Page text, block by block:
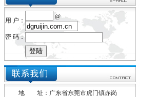
用 户：
@
密 码：
地 址：广东省东莞市虎门镇赤岗